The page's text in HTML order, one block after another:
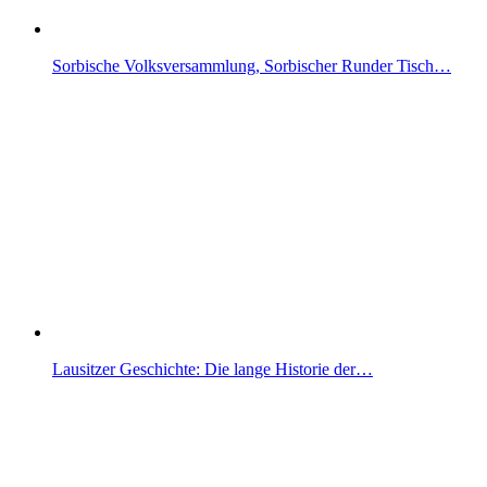
Sorbische Volksversammlung, Sorbischer Runder Tisch…
Lausitzer Geschichte: Die lange Historie der…